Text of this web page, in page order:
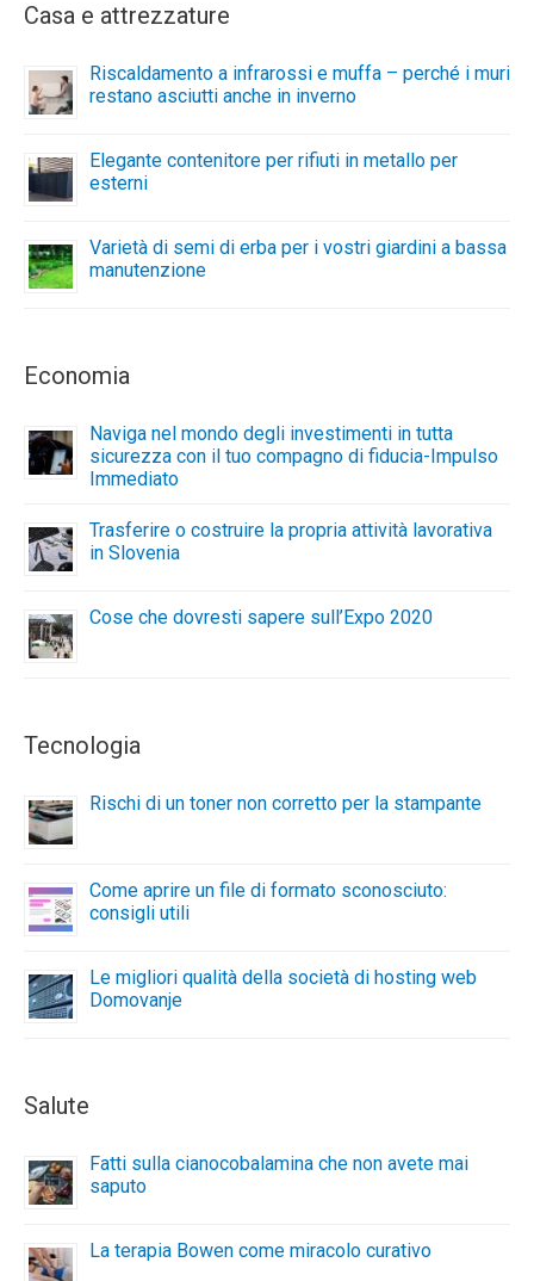
Casa e attrezzature
Riscaldamento a infrarossi e muffa – perché i muri
restano asciutti anche in inverno
Elegante contenitore per rifiuti in metallo per
esterni
Varietà di semi di erba per i vostri giardini a bassa
manutenzione
Economia
Naviga nel mondo degli investimenti in tutta
sicurezza con il tuo compagno di fiducia-Impulso
Immediato
Trasferire o costruire la propria attività lavorativa
in Slovenia
Cose che dovresti sapere sull’Expo 2020
Tecnologia
Rischi di un toner non corretto per la stampante
Come aprire un file di formato sconosciuto:
consigli utili
Le migliori qualità della società di hosting web
Domovanje
Salute
Fatti sulla cianocobalamina che non avete mai
saputo
La terapia Bowen come miracolo curativo